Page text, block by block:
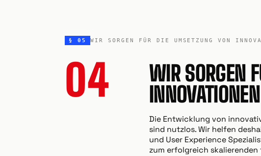
§ 05 WIR SORGEN FÜR DIE UMSETZUNG VON
04
WIR SORGEN
INNOVATIONEN
Die Entwicklung von
sind nutzlos. Wir helfen
und User Experience
zum erfolgreich